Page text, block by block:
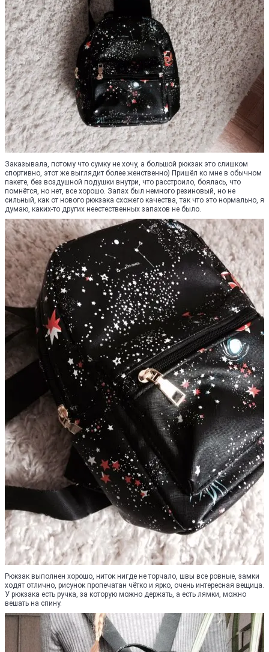
Заказывала, потому что сумку не хочу, а большой рюкзак это слишком
спортивно, этот же выглядит более женственно) Пришёл ко мне в обычном
пакете, без воздушной подушки внутри, что расстроило, боялась, что
помнётся, но нет, все хорошо. Запах был немного резиновый, но не
сильный, как от нового рюкзака схожего качества, так что это нормально, я
думаю, каких-то других неестественных запахов не было.
Рюкзак выполнен хорошо, ниток нигде не торчало, швы все ровные, замки
ходят отлично, рисунок пропечатан чётко и ярко, очень интересная вещица.
У рюкзака есть ручка, за которую можно держать, а есть лямки, можно
вешать на спину.